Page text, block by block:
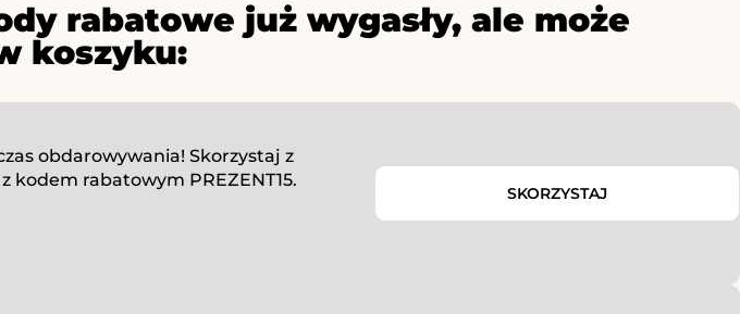
rabatowe już wygasły, ale może
koszyku:
obdarowywania! Skorzystaj z
kodem rabatowym PREZENT15.
SKORZYSTAJ